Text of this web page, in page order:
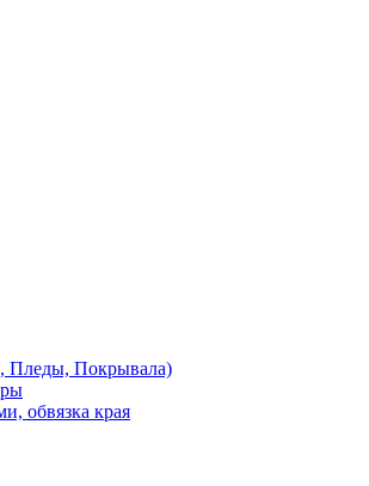
Пледы, Покрывала)
обвязка края